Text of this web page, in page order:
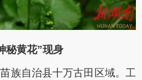
秘黄花”现身
族自治县十万古田区域。工